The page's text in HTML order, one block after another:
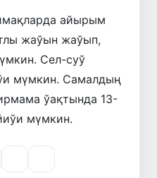
айырым
жаўын жаўып,
Сел-суў
мүмкин. Самалдың
ўақтында 13-
мүмкин.